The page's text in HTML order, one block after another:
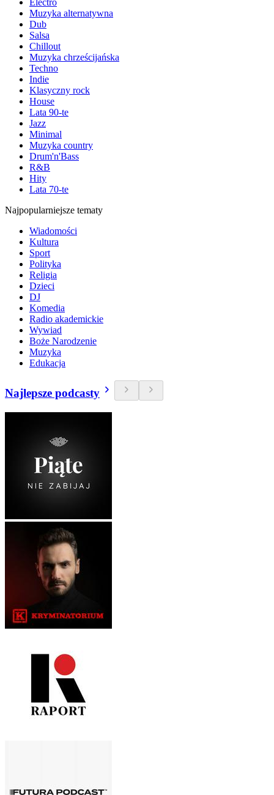
Electro
Muzyka alternatywna
Dub
Salsa
Chillout
Muzyka chrześcijańska
Techno
Indie
Klasyczny rock
House
Lata 90-te
Jazz
Minimal
Muzyka country
Drum'n'Bass
R&B
Hity
Lata 70-te
Najpopularniejsze tematy
Wiadomości
Kultura
Sport
Polityka
Religia
Dzieci
DJ
Komedia
Radio akademickie
Wywiad
Boże Narodzenie
Muzyka
Edukacja
Najlepsze podcasty